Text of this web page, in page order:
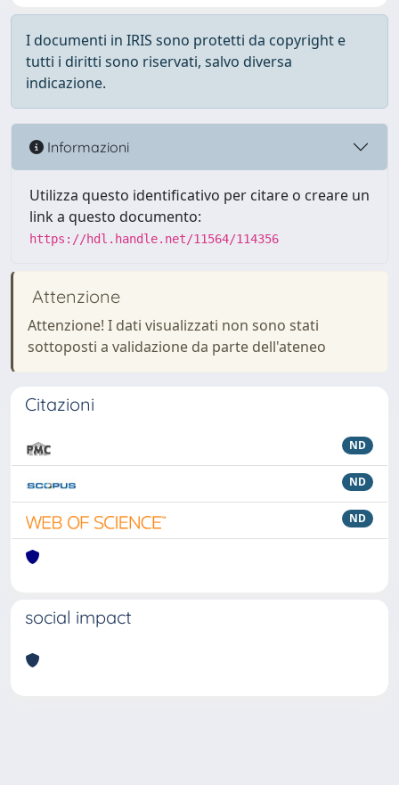
I documenti in IRIS sono protetti da copyright e
tutti i diritti sono riservati, salvo diversa
indicazione.
Informazioni
Utilizza questo identificativo per citare o creare un
link a questo documento:
https://hdl.handle.net/11564/114356
Attenzione
Attenzione! I dati visualizzati non sono stati
sottoposti a validazione da parte dell'ateneo
Citazioni
ND
ND
ND
social impact